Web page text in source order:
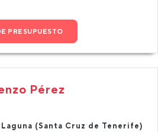
PRESUPUESTO
Pérez
(Santa Cruz de Tenerife)